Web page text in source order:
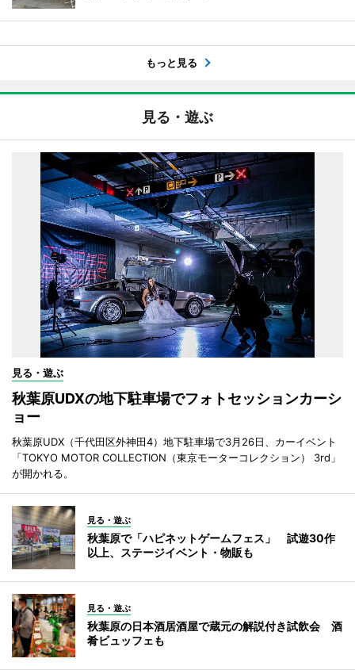
もっと見る
見る・遊ぶ
見る・遊ぶ
秋葉原UDXの地下駐車場でフォトセッションカーシ
ョー
秋葉原UDX（千代田区外神田4）地下駐車場で3月26日、カーイベント
「TOKYO MOTOR COLLECTION（東京モーターコレクション） 3rd」
が開かれる。
見る・遊ぶ
秋葉原で「ハピネットゲームフェス」 試遊30作
以上、ステージイベント・物販も
見る・遊ぶ
秋葉原の日本酒居酒屋で蔵元の解説付き試飲会 酒
肴ビュッフェも